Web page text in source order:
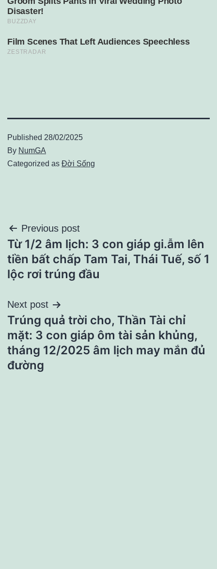
Published 28/02/2025
By NumGA
Categorized as Đời Sống
Điều
hướng
bài
viết
Previous post
Từ 1/2 âm lịch: 3 con giáp gi.ẫm lên
tiền bất chấp Tam Tai, Thái Tuế, số 1
lộc rơi trúng đầu
Next post
Trúng quả trời cho, Thần Tài chỉ
mặt: 3 con giáp ôm tài sản khủng,
tháng 12/2025 âm lịch may mắn đủ
đường